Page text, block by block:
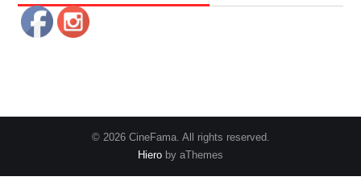
© 2026 CineFama. All rights reserved.
Hiero by aThemes